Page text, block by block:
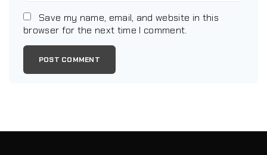
Save my name, email, and website in this
browser for the next time I comment.